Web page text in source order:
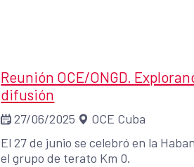
Reunión OCE/ONGD.
difusión
27/06/2025
OCE Cuba
El 27 de junio se celebró en la
el grupo de terato Km 0.